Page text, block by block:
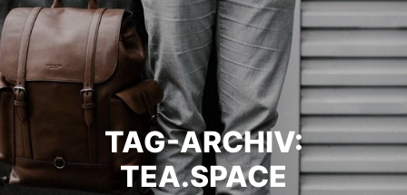
TAG-ARCHIV:
TEA.SPACE